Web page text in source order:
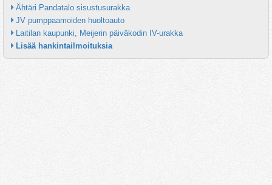
Ähtäri Pandatalo sisustusurakka
JV pumppaamoiden huoltoauto
Laitilan kaupunki, Meijerin päiväkodin IV-urakka
Lisää hankintailmoituksia